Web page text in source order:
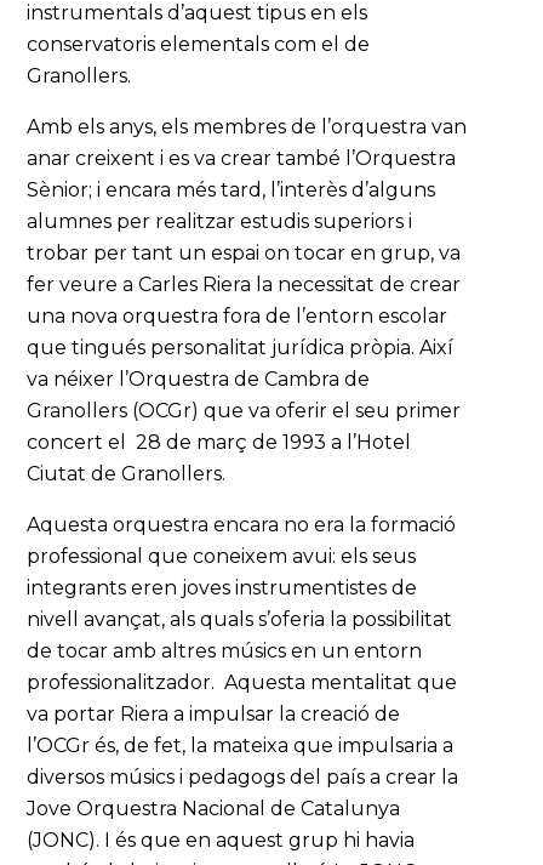
instrumentals d’aquest tipus en els
conservatoris elementals com el de
Granollers.
Amb els anys, els membres de l’orquestra van
anar creixent i es va crear també l’Orquestra
Sènior; i encara més tard, l’interès d’alguns
alumnes per realitzar estudis superiors i
trobar per tant un espai on tocar en grup, va
fer veure a Carles Riera la necessitat de crear
una nova orquestra fora de l’entorn escolar
que tingués personalitat jurídica pròpia. Així
va néixer l’Orquestra de Cambra de
Granollers (OCGr) que va oferir el seu primer
concert el 28 de març de 1993 a l’Hotel
Ciutat de Granollers.
Aquesta orquestra encara no era la formació
professional que coneixem avui: els seus
integrants eren joves instrumentistes de
nivell avançat, als quals s’oferia la possibilitat
de tocar amb altres músics en un entorn
professionalitzador. Aquesta mentalitat que
va portar Riera a impulsar la creació de
l’OCGr és, de fet, la mateixa que impulsaria a
diversos músics i pedagogs del país a crear la
Jove Orquestra Nacional de Catalunya
(JONC). I és que en aquest grup hi havia